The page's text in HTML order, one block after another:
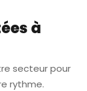
à
secteur pour
rythme.